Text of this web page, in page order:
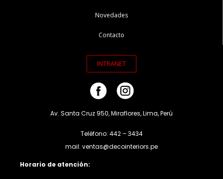
Novedades
Contacto
INTRANET
Av. Santa Cruz 950, Miraflores, Lima, Perú
Teléfono: 442 – 3434
mail: ventas@decointeriors.pe
Horario de atención: